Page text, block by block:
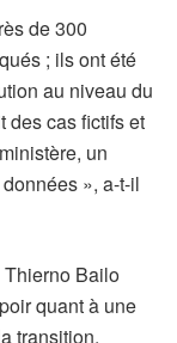
de 300
; ils ont été
au niveau du
des cas fictifs et
un
», a-t-il
Thierno Bailo
quant à une
transition.